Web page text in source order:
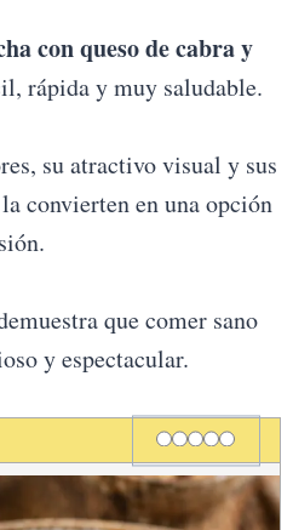
con queso de cabra y
rápida y muy saludable.
su atractivo visual y sus
convierten en una opción
que comer sano
y espectacular.
Rating
1 star
2 stars
3 stars4 stars5 stars